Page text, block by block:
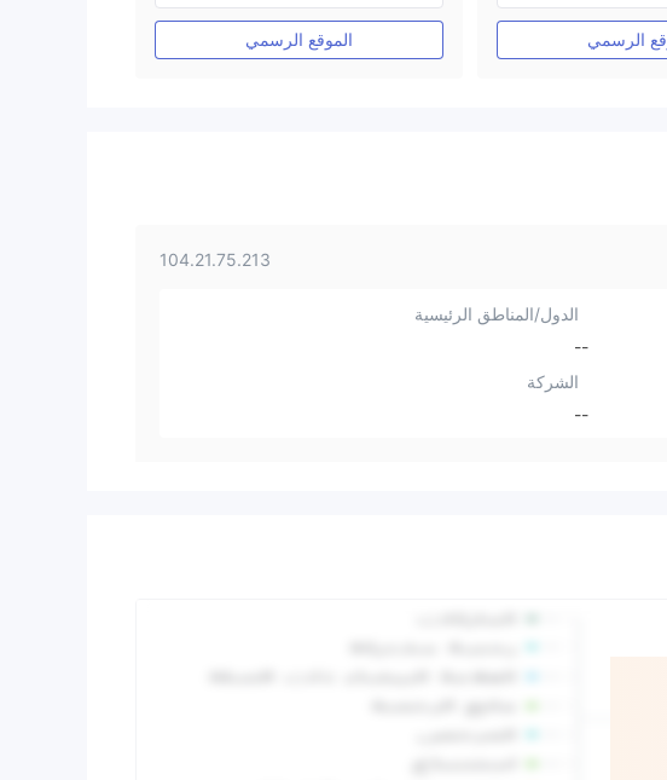
٤
الرسمي الموقع الرسمي
104.21.75.213
الدول/المناطق الرئيسية
--
الشركة
--